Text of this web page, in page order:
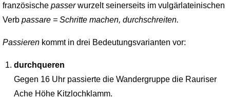
französische passerwurzelt seinerseits im vulgärlateinischen
Verb passare = Schritte machen, durchschreiten.
Passierenkommt in drei Bedeutungsvarianten vor:
durchqueren
Gegen 16 Uhr passierte die Wandergruppe die Rauriser
Ache Höhe Kitzlochklamm.